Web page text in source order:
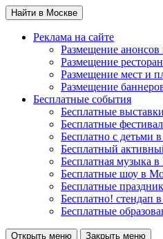
Найти в Москве
Реклама на сайте
Размещение анонсов
Размещение
Размещение мест и
Размещение
Бесплатные события
Бесплатные
Бесплатные
Бесплатно с детьми
Бесплатный
Бесплатная музыка
Бесплатные шоу в
Бесплатные
Бесплатно! стендап
Бесплатные
Открыть меню Закрыть меню